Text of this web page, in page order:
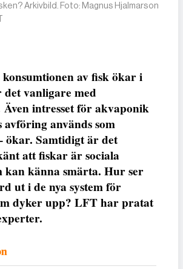
Arkivbild. Foto: Magnus Hjalmarson
av fisk ökar i
vanligare med
intresset för akvaponik
avföring används som
ökar. Samtidigt är det
att fiskar är sociala
kan känna smärta. Hur ser
ut i de nya system för
dyker upp? LFT har pratat